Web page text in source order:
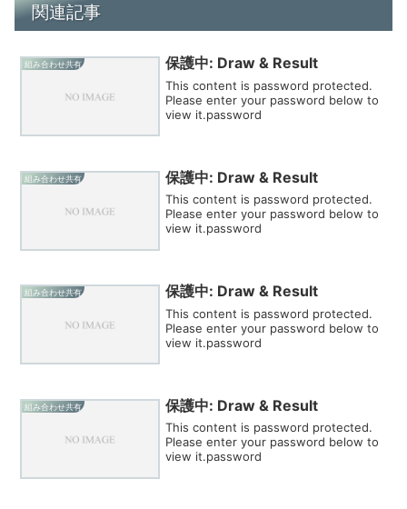
関連記事
組み合わせ共有 保護中: Draw & Result
This content is password protected.
Please enter your password below to
view it.password
組み合わせ共有 保護中: Draw & Result
This content is password protected.
Please enter your password below to
view it.password
組み合わせ共有 保護中: Draw & Result
This content is password protected.
Please enter your password below to
view it.password
組み合わせ共有 保護中: Draw & Result
This content is password protected.
Please enter your password below to
view it.password